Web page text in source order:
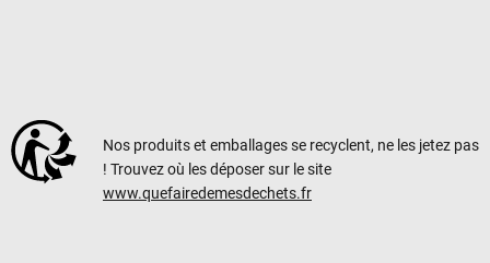
Nos produits et emballages se recyclent, ne les jetez pas
! Trouvez où les déposer sur le site
www.quefairedemesdechets.fr